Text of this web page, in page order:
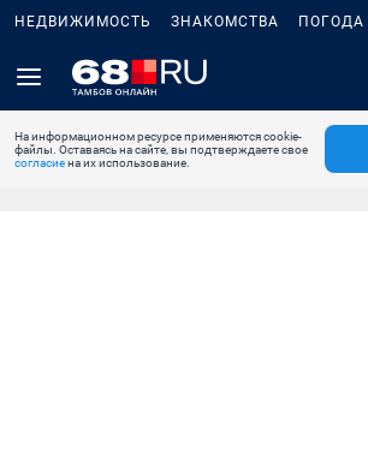
НЕДВИЖИМОСТЬ ЗНАКОМСТВА ПОГОДА
На информационном ресурсе применяются cookie-
файлы. Оставаясь на сайте, вы подтверждаете свое
согласиена их использование.